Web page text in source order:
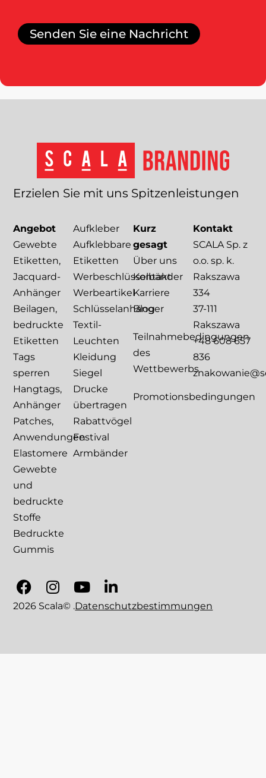
Senden Sie eine Nachricht
Angebot
Gewebte
Etiketten,
Jacquard-
Anhänger
Beilagen,
bedruckte
Etiketten
Tags
sperren
Hangtags,
Anhänger
Patches,
Anwendungen
Elastomere
Gewebte
und
bedruckte
Stoffe
Bedruckte
Gummis
Aufkleber
Aufklebbare
Etiketten
Werbeschlüsselbänder
Werbeartikel
Schlüsselanhänger
Textil-
Leuchten
Kleidung
Siegel
Drucke
übertragen
Rabattvögel
Festival
Armbänder
Kurz
gesagt
Über uns
Kontakt
Karriere
Blog
Teilnahmebedingungen
des
Wettbewerbs
Promotionsbedingungen
Kontakt
SCALA Sp. z
o.o. sp. k.
Rakszawa
334
37-111
Rakszawa
+48 608 657
836
Erzielen Sie mit uns Spitzenleistungen
2026 Scala© .Datenschutzbestimmungen